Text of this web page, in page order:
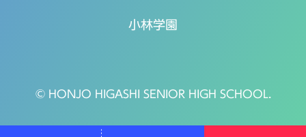
小林学園
© HONJO HIGASHI SENIOR HIGH SCHOOL.